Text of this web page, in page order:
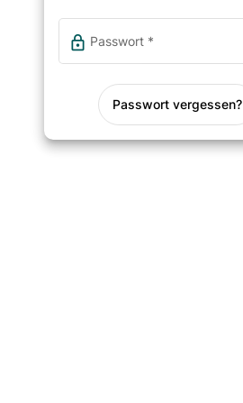
lock Passwort*
Passwort vergessen?